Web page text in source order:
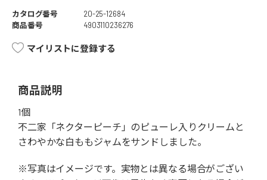
カタログ番号
20-25-12684
商品番号
4903110236276
マイリストに登録する
商品説明
1個
不二家「ネクターピーチ」のピューレ入りクリームと
さわやかな白ももジャムをサンドしました。
※写真はイメージです。実物とは異なる場合がござい